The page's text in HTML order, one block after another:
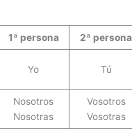
1ª persona 2ª persona
Yo Tú
Nosotros
Nosotras
Vosotros
Vosotras